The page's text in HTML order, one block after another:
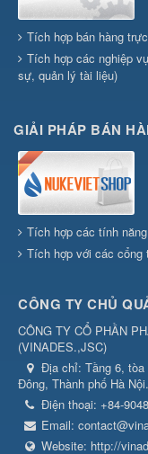
Tích hợp bán hàng
Tích hợp các nghiệp
sự, quản lý tài liệu)
GIẢI PHÁP BÁN
Tích hợp các tính
Tích hợp với các cổng
CÔNG TY CHỦ
CÔNG TY CỔ PHẦN
(VINADES.,JSC)
Địa chỉ: Tầng 6,
Đông, Thành phố Hà Nội.
Điện thoại: +84-
Email:
Website: http://